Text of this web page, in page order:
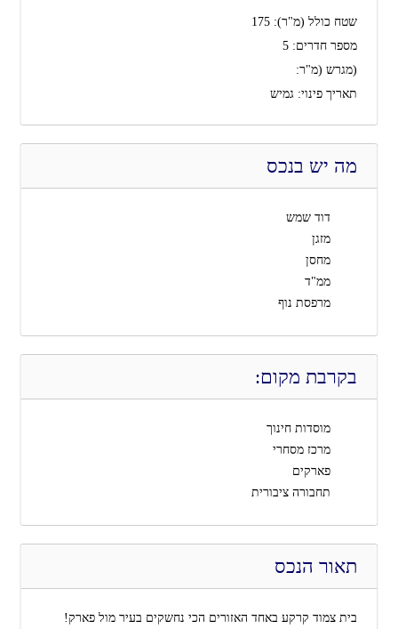
שטח כולל (מ"ר):
מספר חדרים:
(מגרש (מ"ר:
תאריך פינוי: גמיש
מה יש בנכס
דוד שמש
מזגן
מחסן
ממ"ד
מרפסת נוף
בקרבת מקום:
מוסדות חינוך
מרכז מסחרי
פארקים
תחבורה ציבורית
תאור הנכס
בית צמוד קרקע באחד האזורים הכי נחשקים בעיר מול פארק!